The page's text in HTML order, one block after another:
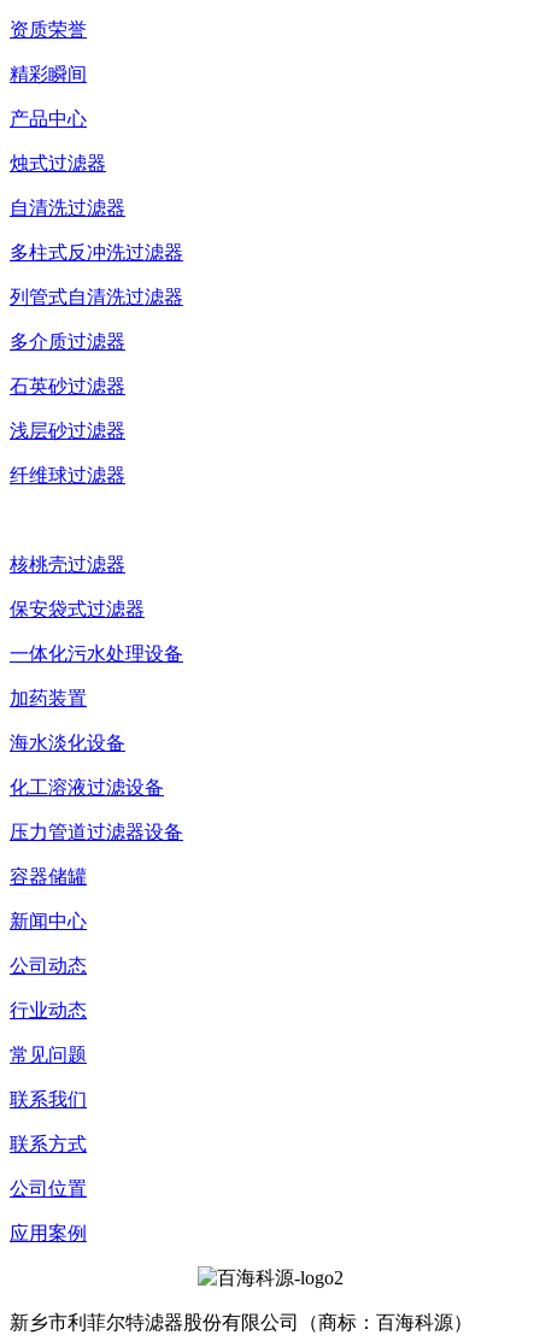
资质荣誉
精彩瞬间
产品中心
烛式过滤器
自清洗过滤器
多柱式反冲洗过滤器
列管式自清洗过滤器
多介质过滤器
石英砂过滤器
浅层砂过滤器
纤维球过滤器
核桃壳过滤器
保安袋式过滤器
一体化污水处理设备
加药装置
海水淡化设备
化工溶液过滤设备
压力管道过滤器设备
容器储罐
新闻中心
公司动态
行业动态
常见问题
联系我们
联系方式
公司位置
应用案例
新乡市利菲尔特滤器股份有限公司（商标：百海科源）